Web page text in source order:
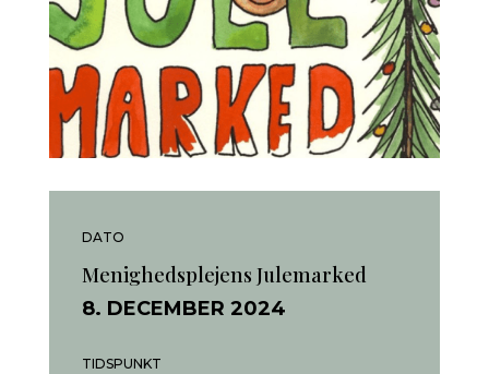
DATO
Menighedsplejens Julemarked
8. DECEMBER 2024
TIDSPUNKT